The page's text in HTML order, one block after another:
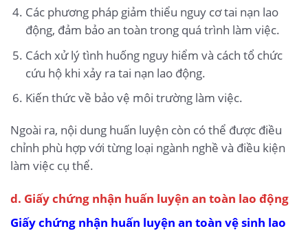
Các phương pháp giảm thiểu nguy cơ tai nạn lao
động, đảm bảo an toàn trong quá trình làm việc.
Cách xử lý tình huống nguy hiểm và cách tổ chức
cứu hộ khi xảy ra tai nạn lao động.
Kiến thức về bảo vệ môi trường làm việc.
Ngoài ra, nội dung huấn luyện còn có thể được điều
chỉnh phù hợp với từng loại ngành nghề và điều kiện
làm việc cụ thể.
d. Giấy chứng nhận huấn luyện an toàn lao động
Giấy chứng nhận huấn luyện an toàn vệ sinh lao